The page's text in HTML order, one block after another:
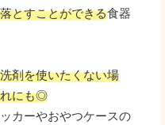
とすことができる食器
剤を使いたくない場
れにも◎
カーやおやつケースの